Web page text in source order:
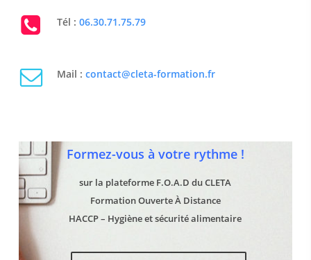
Tél :06.30.71.75.79
Mail :contact@cleta-formation.fr
Formez-vous à votre rythme !
sur la plateforme F.O.A.D du CLETA
Formation Ouverte À Distance
HACCP – Hygiène et sécurité alimentaire